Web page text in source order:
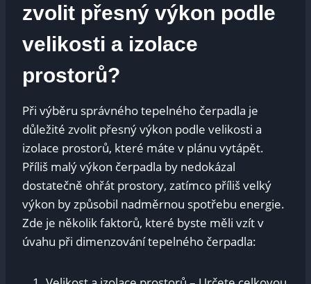
zvolit přesný výkon podle
velikosti a izolace
prostorů?
Při výběru správného tepelného čerpadla je
důležité zvolit přesný výkon podle velikosti a
izolace prostorů, které máte v plánu vytápět.
Příliš malý výkon čerpadla by nedokázal
dostatečně ohřát prostory, zatímco příliš velký
výkon by způsobil nadměrnou spotřebu energie.
Zde je několik faktorů, které byste měli vzít v
úvahu při dimenzování tepelného čerpadla: